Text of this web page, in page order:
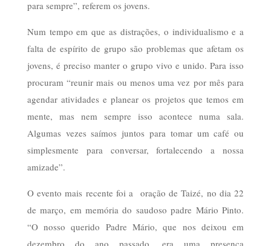
para sempre”, referem os jovens.
Num tempo em que as distrações, o individualismo e a
falta de espírito de grupo são problemas que afetam os
jovens, é preciso manter o grupo vivo e unido. Para isso
procuram “reunir mais ou menos uma vez por mês para
agendar atividades e planear os projetos que temos em
mente, mas nem sempre isso acontece numa sala.
Algumas vezes saímos juntos para tomar um café ou
simplesmente para conversar, fortalecendo a nossa
amizade”.
O evento mais recente foi a oração de Taizé, no dia 22
de março, em memória do saudoso padre Mário Pinto.
“O nosso querido Padre Mário, que nos deixou em
dezembro do ano passado, era uma presença